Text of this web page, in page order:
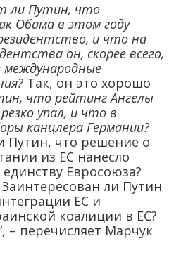
ли Путин, что
Обама в этом году
и что на
он, скорее всего,
международные
Так, он это хорошо
что рейтинг Ангелы
упал, и что в
канцлера Германии?
Путин, что решение о
из ЕС нанесло
Евросоюза?
ли Путин
ЕС и
коалиции в ЕС?
– перечисляет Марчук